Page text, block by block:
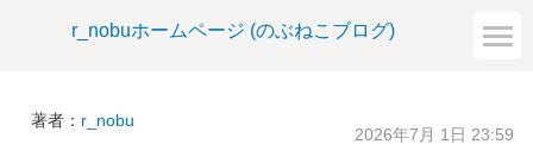
r_nobuホームページ (のぶねこブログ)
著者： r_nobu
2026年7月 1日 23:59